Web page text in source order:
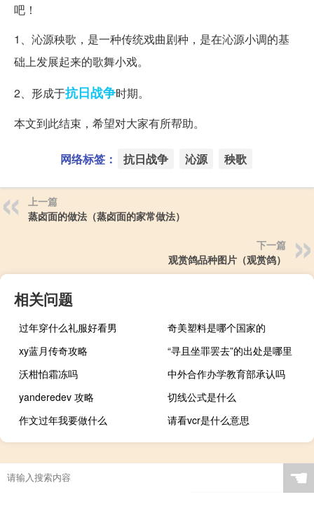
吧！
1、沁源秧歌，是一种传统戏曲剧种，是在沁源小调的基
础上发展起来的歌舞小戏。
2、形成于抗日战争时期。
本文到此结束，希望对大家有所帮助。
网络标签： 抗日战争 沁源 秧歌
上一篇
蒸卤面的做法（蒸卤面的家常做法）
下一篇
观赏鸽品种图片（观赏鸽）
相关问题
过年穿什么礼服好看男
奇美塑料是哪个国家的
xy蓝月传奇攻略
“寻且坐罪罢去”的出处是哪里
沃柑怕霜冻吗
中外合作办学教育部承认吗
yanderedev 攻略
切线公式是什么
作文过年我要做什么
请看vcr是什么意思
☚